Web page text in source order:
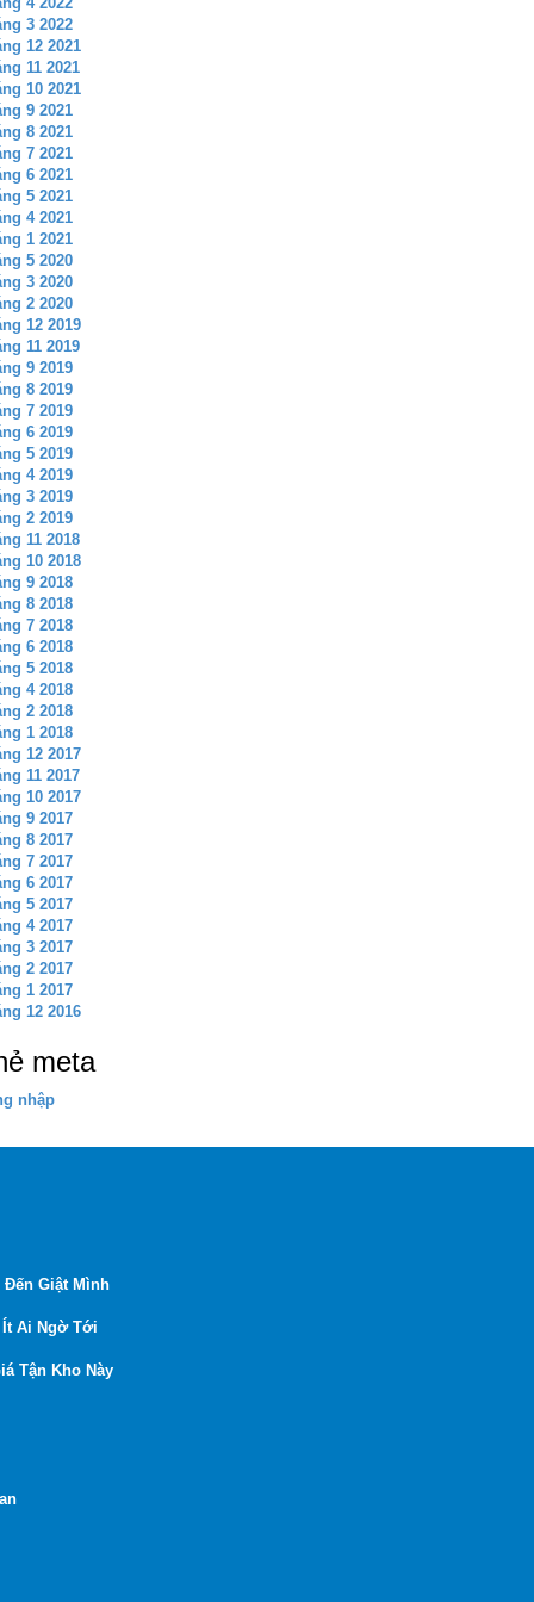
3 2022
12 2021
11 2021
10 2021
9 2021
8 2021
7 2021
6 2021
5 2021
4 2021
1 2021
5 2020
3 2020
2 2020
12 2019
11 2019
9 2019
8 2019
7 2019
6 2019
5 2019
4 2019
3 2019
2 2019
11 2018
10 2018
9 2018
8 2018
7 2018
6 2018
5 2018
4 2018
2 2018
1 2018
12 2017
11 2017
10 2017
9 2017
8 2017
7 2017
6 2017
5 2017
4 2017
3 2017
2 2017
1 2017
12 2016
meta
nhập
Đến Giật Mình
Ít Ai Ngờ Tới
Tận Kho Này